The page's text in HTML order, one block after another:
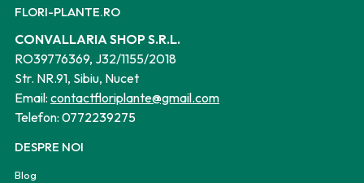
FLORI-PLANTE.RO
CONVALLARIA SHOP S.R.L.
RO39776369, J32/1155/2018
Str. NR.91, Sibiu, Nucet
Email: contactfloriplante@gmail.com
Telefon: 0772239275
DESPRE NOI
Blog